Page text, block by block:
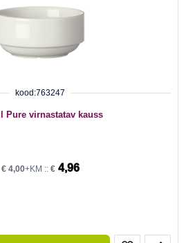
kood:763247
Pure virnastatav kauss
€4,00+KM :: €4,96